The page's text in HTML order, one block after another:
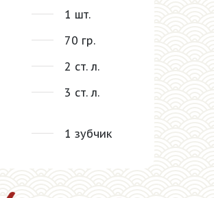
1 шт.
70 гр.
2 ст. л.
3 ст. л.
1 зубчик